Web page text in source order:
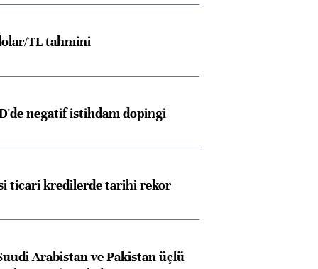
TL tahmini
negatif istihdam dopingi
ticari kredilerde tarihi rekor
Arabistan ve Pakistan üçlü